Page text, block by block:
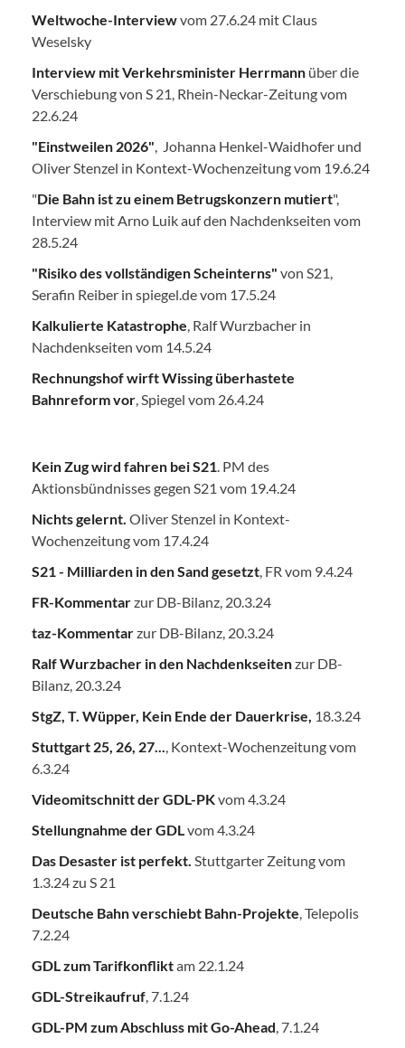
Weltwoche-Interviewvom 27.6.24 mit Claus
Weselsky
Interview mit Verkehrsminister Herrmann über die
Verschiebung von S 21, Rhein-Neckar-Zeitung vom
22.6.24
"Einstweilen 2026", Johanna Henkel-Waidhofer und
Oliver Stenzel in Kontext-Wochenzeitung vom 19.6.24
"Die Bahn ist zu einem Betrugskonzern mutiert",
Interview mit Arno Luik auf den Nachdenkseiten vom
28.5.24
"Risiko des vollständigen Scheinterns" von S21,
Serafin Reiber in spiegel.de vom 17.5.24
Kalkulierte Katastrophe, Ralf Wurzbacher in
Nachdenkseiten vom 14.5.24
Rechnungshof wirft Wissing überhastete
Bahnreform vor, Spiegel vom 26.4.24
Kein Zug wird fahren bei S21. PM des
Aktionsbündnisses gegen S21 vom 19.4.24
Nichts gelernt. Oliver Stenzel in Kontext-
Wochenzeitung vom 17.4.24
S21 - Milliarden in den Sand gesetzt, FR vom 9.4.24
FR-Kommentarzur DB-Bilanz, 20.3.24
taz-Kommentarzur DB-Bilanz, 20.3.24
Ralf Wurzbacher in den Nachdenkseitenzur DB-
Bilanz, 20.3.24
StgZ, T. Wüpper, Kein Ende der Dauerkrise, 18.3.24
Stuttgart 25, 26, 27..., Kontext-Wochenzeitung vom
6.3.24
Videomitschnitt der GDL-PKvom 4.3.24
Stellungnahme der GDLvom 4.3.24
Das Desaster ist perfekt. Stuttgarter Zeitung vom
1.3.24 zu S 21
Deutsche Bahn verschiebt Bahn-Projekte, Telepolis
7.2.24
GDL zum Tarifkonfliktam 22.1.24
GDL-Streikaufruf, 7.1.24
GDL-PM zum Abschluss mit Go-Ahead, 7.1.24